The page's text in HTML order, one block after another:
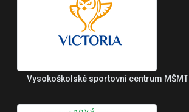
Vysokoškolské sportovní centrum MŠMT